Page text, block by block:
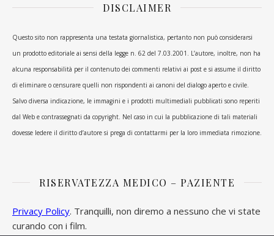
DISCLAIMER
Questo sito non rappresenta una testata giornalistica, pertanto non può considerarsi
un prodotto editoriale ai sensi della legge n. 62 del 7.03.2001. L’autore, inoltre, non ha
alcuna responsabilità per il contenuto dei commenti relativi ai post e si assume il diritto
di eliminare o censurare quelli non rispondenti ai canoni del dialogo aperto e civile.
Salvo diversa indicazione, le immagini e i prodotti multimediali pubblicati sono reperiti
dal Web e contrassegnati da copyright. Nel caso in cui la pubblicazione di tali materiali
dovesse ledere il diritto d’autore si prega di contattarmi per la loro immediata rimozione.
RISERVATEZZA MEDICO – PAZIENTE
Privacy Policy. Tranquilli, non diremo a nessuno che vi state
curando con i film.